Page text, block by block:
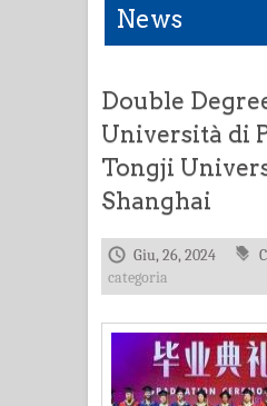
News
Double
Università di
Tongji
Shanghai
Giu, 26, 2024
categoria